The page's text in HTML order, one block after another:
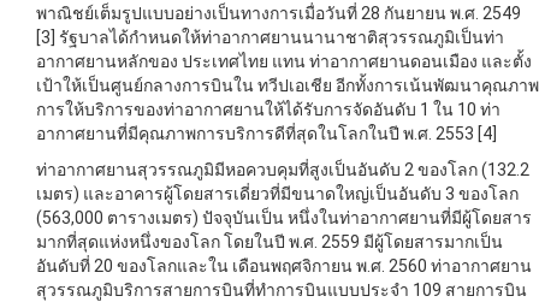
พาณิชย์เต็มรูปแบบอย่างเป็นทางการเมื่อวันที่ 28 กันยายน พ.ศ. 2549
[3] รัฐบาลได้กำหนดให้ท่าอากาศยานนานาชาติสุวรรณภูมิเป็นท่า
อากาศยานหลักของ ประเทศไทย แทน ท่าอากาศยานดอนเมือง และตั้ง
เป้าให้เป็นศูนย์กลางการบินใน ทวีปเอเชีย อีกทั้งการเน้นพัฒนาคุณภาพ
การให้บริการของท่าอากาศยานให้ได้รับการจัดอันดับ 1 ใน 10 ท่า
อากาศยานที่มีคุณภาพการบริการดีที่สุดในโลกในปี พ.ศ. 2553 [4]
ท่าอากาศยานสุวรรณภูมิมีหอควบคุมที่สูงเป็นอันดับ 2 ของโลก (132.2
เมตร) และอาคารผู้โดยสารเดี่ยวที่มีขนาดใหญ่เป็นอันดับ 3 ของโลก
(563,000 ตารางเมตร) ปัจจุบันเป็น หนึ่งในท่าอากาศยานที่มีผู้โดยสาร
มากที่สุดแห่งหนึ่งของโลก โดยในปี พ.ศ. 2559 มีผู้โดยสารมากเป็น
อันดับที่ 20 ของโลกและใน เดือนพฤศจิกายน พ.ศ. 2560 ท่าอากาศยาน
สุวรรณภูมิบริการสายการบินที่ทำการบินแบบประจำ 109 สายการบิน